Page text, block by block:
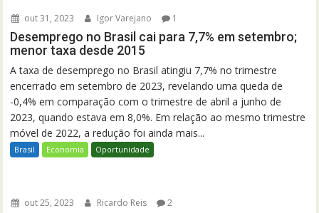
out 31, 2023 Igor Varejano 1
Desemprego no Brasil cai para 7,7% em setembro;
menor taxa desde 2015
A taxa de desemprego no Brasil atingiu 7,7% no trimestre
encerrado em setembro de 2023, revelando uma queda de
-0,4% em comparação com o trimestre de abril a junho de
2023, quando estava em 8,0%. Em relação ao mesmo trimestre
móvel de 2022, a redução foi ainda mais...
Brasil Economia Oportunidade
out 25, 2023 Ricardo Reis 2